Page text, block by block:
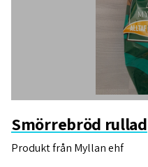
Smörrebröd rullad
Produkt från Myllan ehf